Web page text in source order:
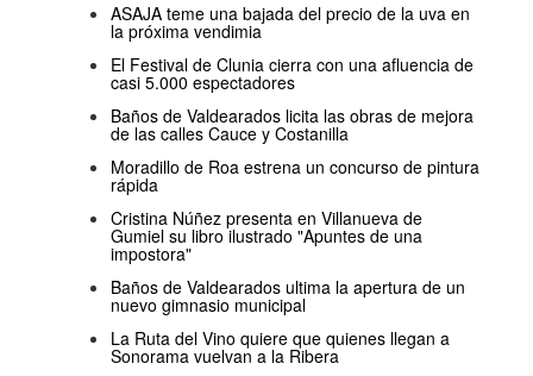
ASAJA teme una bajada del precio de la uva en
la próxima vendimia
El Festival de Clunia cierra con una afluencia de
casi 5.000 espectadores
Baños de Valdearados licita las obras de mejora
de las calles Cauce y Costanilla
Moradillo de Roa estrena un concurso de pintura
rápida
Cristina Núñez presenta en Villanueva de
Gumiel su libro ilustrado "Apuntes de una
impostora"
Baños de Valdearados ultima la apertura de un
nuevo gimnasio municipal
La Ruta del Vino quiere que quienes llegan a
Sonorama vuelvan a la Ribera